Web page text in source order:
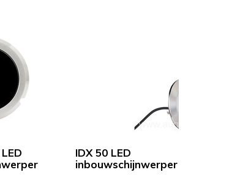
IDX 50 LED
inbouwschijnwerper